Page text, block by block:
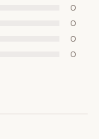
0
0
0
0